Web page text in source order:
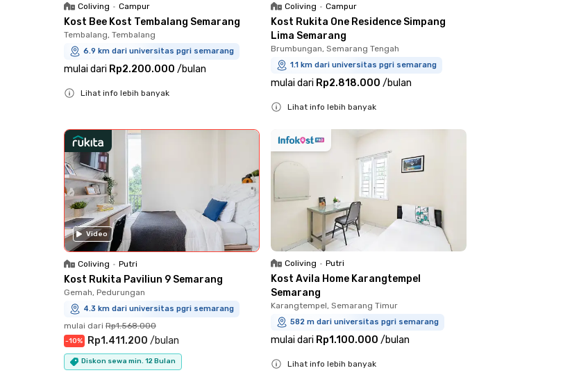
Coliving • Campur
Kost Bee Kost Tembalang Semarang
Tembalang, Tembalang
6.9 km dari universitas pgri semarang
mulai dari Rp2.200.000 /bulan
Lihat info lebih banyak
Coliving • Campur
Kost Rukita One Residence Simpang
Lima Semarang
Brumbungan, Semarang Tengah
1.1 km dari universitas pgri semarang
mulai dari Rp2.818.000 /bulan
Lihat info lebih banyak
Video
Coliving • Putri
Kost Rukita Paviliun 9 Semarang
Gemah, Pedurungan
4.3 km dari universitas pgri semarang
mulai dari Rp1.568.000
-10% Rp1.411.200 /bulan
Diskon sewa min. 12 Bulan
Coliving • Putri
Kost Avila Home Karangtempel
Semarang
Karangtempel, Semarang Timur
582 m dari universitas pgri semarang
mulai dari Rp1.100.000 /bulan
Lihat info lebih banyak